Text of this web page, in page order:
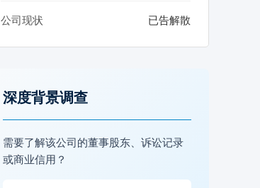
公司现状 已告解散
深度背景调查
需要了解该公司的董事股东、诉讼记录
或商业信用？